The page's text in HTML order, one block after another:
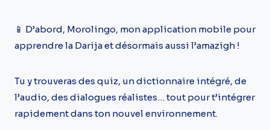
📱 D’abord, Morolingo, mon application mobile pour
apprendre la Darija et désormais aussi l’amazigh !
Tu y trouveras des quiz, un dictionnaire intégré, de
l’audio, des dialogues réalistes… tout pour t’intégrer
rapidement dans ton nouvel environnement.